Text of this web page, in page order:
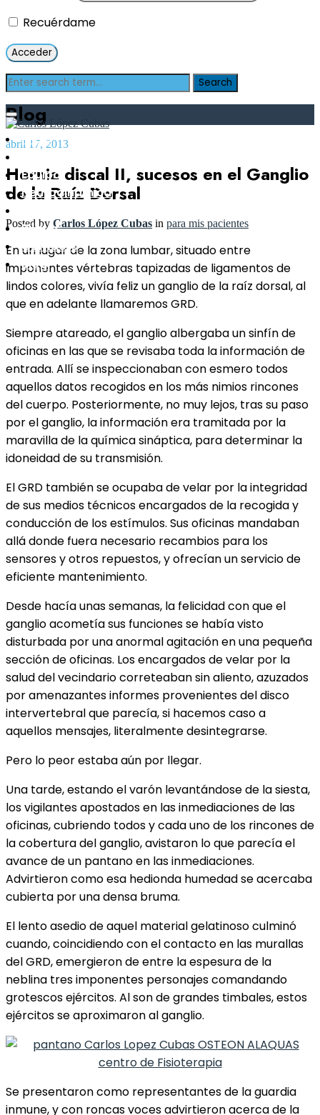
Recuérdame
Inicio
Equipo
Neurodinámica
Pilates
Contacto
Blog
Blog
abril 17, 2013
Hernia discal II, sucesos en el Ganglio
de la Raíz Dorsal
Posted by Carlos López Cubas in para mis pacientes
En un lugar de la zona lumbar, situado entre
imponentes vértebras tapizadas de ligamentos de
lindos colores, vivía feliz un ganglio de la raíz dorsal, al
que en adelante llamaremos GRD.
Siempre atareado, el ganglio albergaba un sinfín de
oficinas en las que se revisaba toda la información de
entrada. Allí se inspeccionaban con esmero todos
aquellos datos recogidos en los más nimios rincones
del cuerpo. Posteriormente, no muy lejos, tras su paso
por el ganglio, la información era tramitada por la
maravilla de la química sináptica, para determinar la
idoneidad de su transmisión.
El GRD también se ocupaba de velar por la integridad
de sus medios técnicos encargados de la recogida y
conducción de los estímulos. Sus oficinas mandaban
allá donde fuera necesario recambios para los
sensores y otros repuestos, y ofrecían un servicio de
eficiente mantenimiento.
Desde hacía unas semanas, la felicidad con que el
ganglio acometía sus funciones se había visto
disturbada por una anormal agitación en una pequeña
sección de oficinas. Los encargados de velar por la
salud del vecindario correteaban sin aliento, azuzados
por amenazantes informes provenientes del disco
intervertebral que parecía, si hacemos caso a
aquellos mensajes, literalmente desintegrarse.
Pero lo peor estaba aún por llegar.
Una tarde, estando el varón levantándose de la siesta,
los vigilantes apostados en las inmediaciones de las
oficinas, cubriendo todos y cada uno de los rincones de
la cobertura del ganglio, avistaron lo que parecía el
avance de un pantano en las inmediaciones.
Advirtieron como esa hedionda humedad se acercaba
cubierta por una densa bruma.
El lento asedio de aquel material gelatinoso culminó
cuando, coincidiendo con el contacto en las murallas
del GRD, emergieron de entre la espesura de la
neblina tres imponentes personajes comandando
grotescos ejércitos. Al son de grandes timbales, estos
ejércitos se aproximaron al ganglio.
Se presentaron como representantes de la guardia
inmune, y con roncas voces advirtieron acerca de la